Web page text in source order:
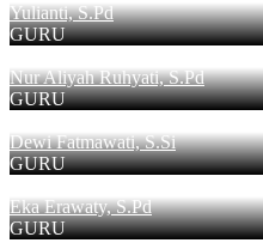
Yulianti, S.Pd
GURU
Nur Aliyah Ruhyati, S.Pd
GURU
Dewi Fatmawati, S.Si
GURU
Eka Erawaty, S.Pd
GURU